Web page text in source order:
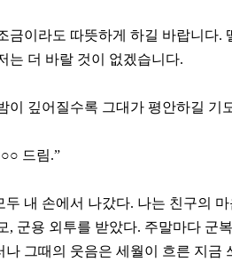
금이라도 따뜻하게 하길 바랍니다.
는 더 바랄 것이 없겠습니다.
이 깊어질수록 그대가 평안하길 기
드림.”
두 내 손에서 나갔다. 나는 친구의
, 군용 외투를 받았다. 주말마다 군
나 그때의 웃음은 세월이 흐른 지금